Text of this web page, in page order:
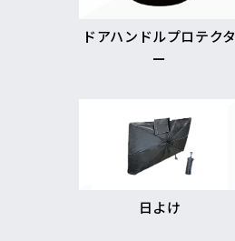
ドアハンドルプロテクタ
ー
日よけ